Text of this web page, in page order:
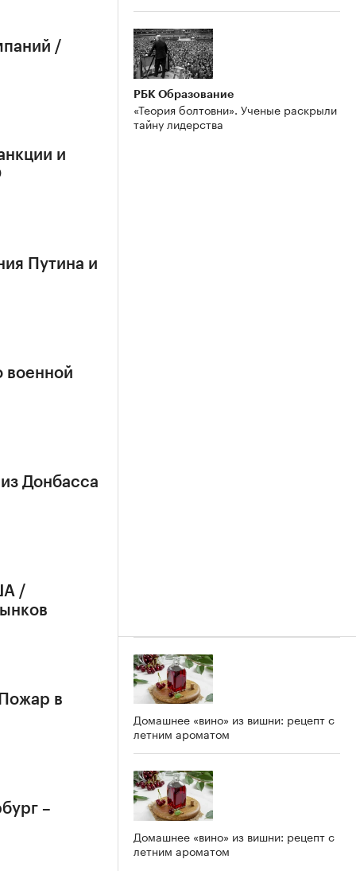
/
и
Путина и
военной
Донбасса
/
в
–
РБК Образование
«Теория болтовни». Ученые раскрыли
тайну лидерства
Домашнее «вино» из вишни: рецепт с
летним ароматом
Домашнее «вино» из вишни: рецепт с
летним ароматом